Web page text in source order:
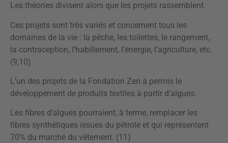
Les théories divisent alors que les projets rassemblent.
Ces projets sont très variés et concernent tous les
domaines de la vie : la pêche, les toilettes, le rangement,
la contraception, l’habillement, l’énergie, l’agriculture, etc.
(9,10)
L’un des projets de la Fondation Zeri à permis le
développement de produits textiles à partir d’algues.
Les fibres d’algues pourraient, à terme, remplacer les
fibres synthétiques issues du pétrole et qui représentent
70% du marché du vêtement. (11)